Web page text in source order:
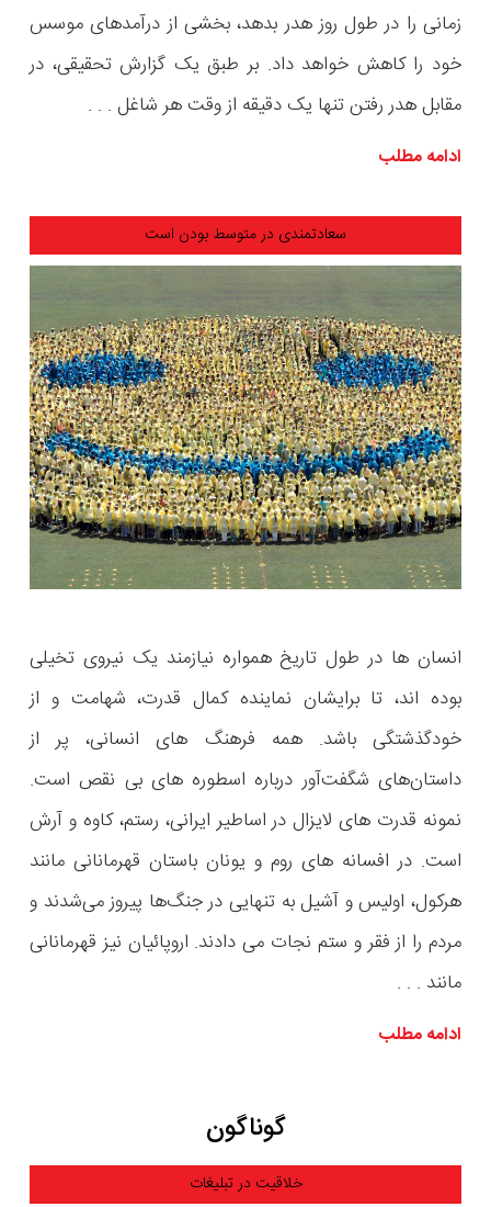
زمانی را در طول روز هدر بدهد، بخشی از درآمدهای موسس
خود را کاهش خواهد داد. بر طبق یک گزارش تحقیقی، در
مقابل هدر رفتن تنها یک دقیقه از وقت هر شاغل . . .
ادامه مطلب
سعادتمندی در متوسط بودن است
انسان ها در طول تاریخ همواره نیازمند یک نیروی تخیلی
بوده اند، تا برایشان نماینده کمال قدرت، شهامت و از
خودگذشتگی باشد. همه فرهنگ های انسانی، پر از
داستان‌های شگفت‌آور درباره اسطوره های بی نقص است.
نمونه قدرت های لایزال در اساطیر ایرانی، رستم، کاوه و آرش
است. در افسانه های روم و یونان باستان قهرمانانی مانند
هرکول، اولیس و آشیل به تنهایی در جنگ‌ها پیروز می‌شدند و
مردم را از فقر و ستم نجات می دادند. اروپائیان نیز قهرمانانی
مانند . . .
ادامه مطلب
گوناگون
خلاقیت در تبلیغات